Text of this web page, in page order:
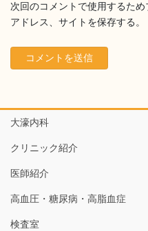
次回のコメントで使用するた
アドレス、サイトを保存する。
大濠内科
クリニック紹介
医師紹介
高血圧・糖尿病・高脂血症
検査室